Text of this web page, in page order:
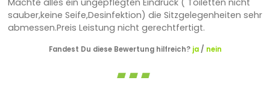
Machte alles ein ungepflegten Eindruck ( Toiletten nicht
sauber,keine Seife,Desinfektion) die Sitzgelegenheiten sehr
abmessen.Preis Leistung nicht gerechtfertigt.
Fandest Du diese Bewertung hilfreich? ja/ nein